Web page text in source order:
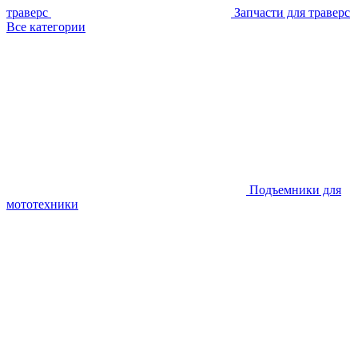
траверс
Запчасти для траверс
Все категории
Подъемники для
мототехники